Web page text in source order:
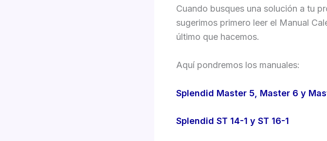
Cuando busques una solución a tu
sugerimos primero leer el Manual
último que hacemos.
Aquí pondremos los manuales:
Splendid Master 5, Master 6 y
Splendid ST 14-1 y ST 16-1